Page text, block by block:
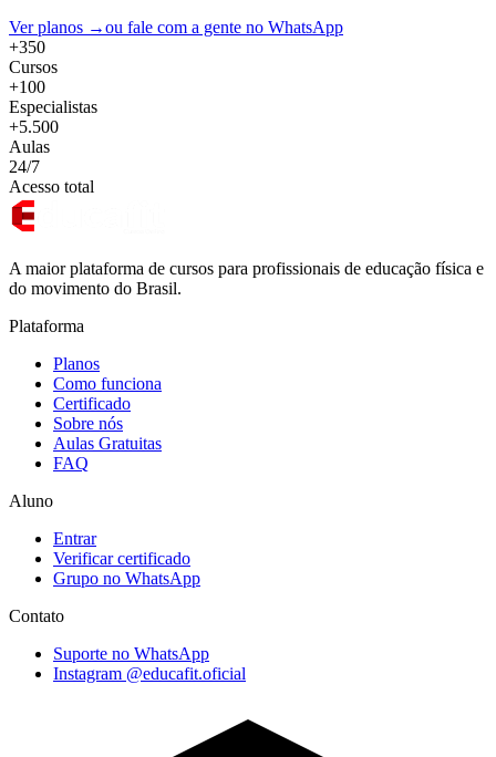
Ver planos →ou fale com a gente no WhatsApp
+350
Cursos
+100
Especialistas
+5.500
Aulas
24/7
Acesso total
A maior plataforma de cursos para profissionais de educação física e
do movimento do Brasil.
Plataforma
Planos
Como funciona
Certificado
Sobre nós
Aulas Gratuitas
FAQ
Aluno
Entrar
Verificar certificado
Grupo no WhatsApp
Contato
Suporte no WhatsApp
Instagram @educafit.oficial